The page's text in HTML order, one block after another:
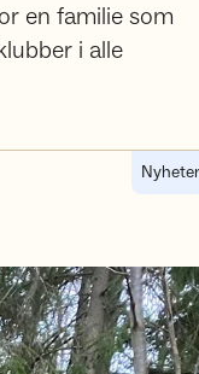
en familie som
i alle
Nyheter